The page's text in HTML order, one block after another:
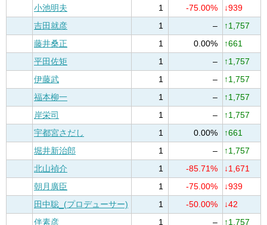
小池明夫 1 -75.00%
↓939
吉田就彦
1 –
↑1,757
藤井桑正
1 0.00%
↑661
平田佐矩
1 –
↑1,757
伊藤武
1 –
↑1,757
福本柳一
1 –
↑1,757
岸栄司
1 –
↑1,757
宇都宮さだし
1 0.00%
↑661
堀井新治郎
1 –
↑1,757
北山禎介
1 -85.71%
↓1,671
朝月廣臣
1 -75.00%
↓939
田中聡_(プロデューサー)
1 -50.00%
↓42
伴素彦
1 –
↑1,757